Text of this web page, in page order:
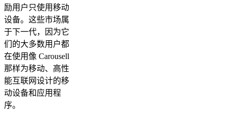
励用户只使用移动
设备。这些市场属
于下一代，因为它
们的大多数用户都
在使用像 Carousell
那样为移动、高性
能互联网设计的移
动设备和应用程
序。